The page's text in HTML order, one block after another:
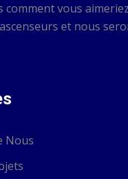
comment vous
et nous
Nous